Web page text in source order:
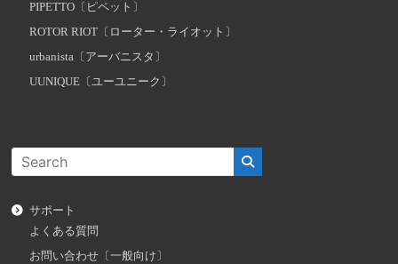
PIPETTO〔ピペット〕
ROTOR RIOT〔ローター・ライオット〕
urbanista〔アーバニスタ〕
UUNIQUE〔ユーユニーク〕
サポート
よくある質問
お問い合わせ〔一般向け〕